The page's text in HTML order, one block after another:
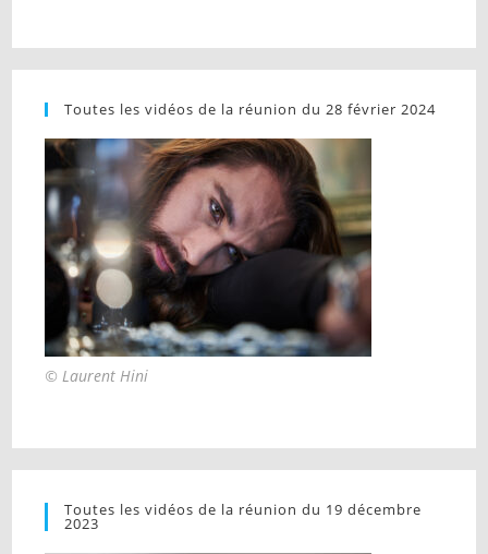
Toutes les vidéos de la réunion du 28 février 2024
© Laurent Hini
Toutes les vidéos de la réunion du 19 décembre
2023